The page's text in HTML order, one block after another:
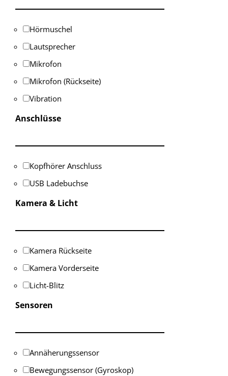
Hörmuschel
Lautsprecher
Mikrofon
Mikrofon (Rückseite)
Vibration
Anschlüsse
Kopfhörer Anschluss
USB Ladebuchse
Kamera & Licht
Kamera Rückseite
Kamera Vorderseite
Licht-Blitz
Sensoren
Annäherungssensor
Bewegungssensor (Gyroskop)